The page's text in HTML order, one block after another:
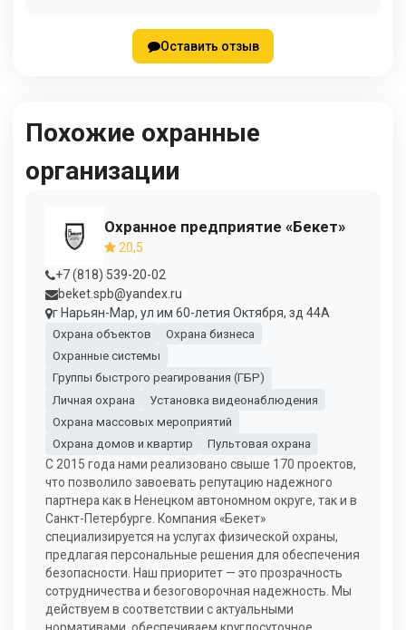
Оставить отзыв
Похожие охранные
организации
Охранное предприятие «Бекет»
20,5
+7 (818) 539-20-02
beket.spb@yandex.ru
г Нарьян-Мар, ул им 60-летия Октября, зд 44А
Охрана объектов
Охрана бизнеса
Охранные системы
Группы быстрого реагирования (ГБР)
Личная охрана
Установка видеонаблюдения
Охрана массовых мероприятий
Охрана домов и квартир
Пультовая охрана
С 2015 года нами реализовано свыше 170 проектов,
что позволило завоевать репутацию надежного
партнера как в Ненецком автономном округе, так и в
Санкт-Петербурге. Компания «Бекет»
специализируется на услугах физической охраны,
предлагая персональные решения для обеспечения
безопасности. Наш приоритет — это прозрачность
сотрудничества и безоговорочная надежность. Мы
действуем в соответствии с актуальными